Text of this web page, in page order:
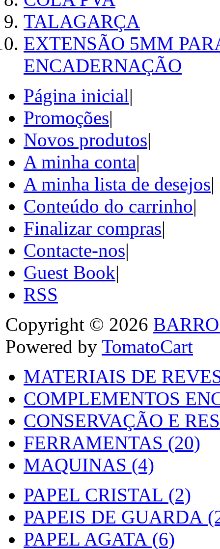
TALAGARÇA
EXTENSÃO 5MM
ENCADERNAÇÃO
Página inicial|
Promoções|
Novos produtos|
A minha conta|
A minha lista de desejos|
Conteúdo do carrinho|
Finalizar compras|
Contacte-nos|
Guest Book|
RSS
Copyright © 2026
Powered by TomatoCart
MATERIAIS DE
COMPLEMENTOS
CONSERVAÇÃO E
FERRAMENTAS (20)
MAQUINAS (4)
PAPEL CRISTAL (2)
PAPEIS DE GUARDA
PAPEL AGATA (6)